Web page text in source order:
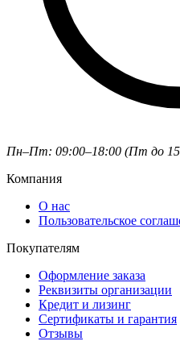
Пн–Пт: 09:00–18:00 (Пт до
Компания
О нас
Пользовательское
Покупателям
Оформление заказа
Реквизиты организации
Кредит и лизинг
Сертификаты и гарантия
Отзывы